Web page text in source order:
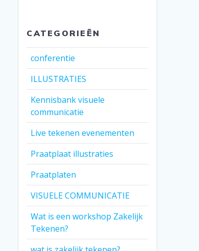
CATEGORIEËN
conferentie
ILLUSTRATIES
Kennisbank visuele
communicatie
Live tekenen evenementen
Praatplaat illustraties
Praatplaten
VISUELE COMMUNICATIE
Wat is een workshop Zakelijk
Tekenen?